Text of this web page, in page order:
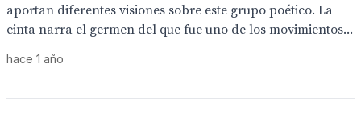
aportan diferentes visiones sobre este grupo poético. La
cinta narra el germen del que fue uno de los movimientos...
hace 1 año